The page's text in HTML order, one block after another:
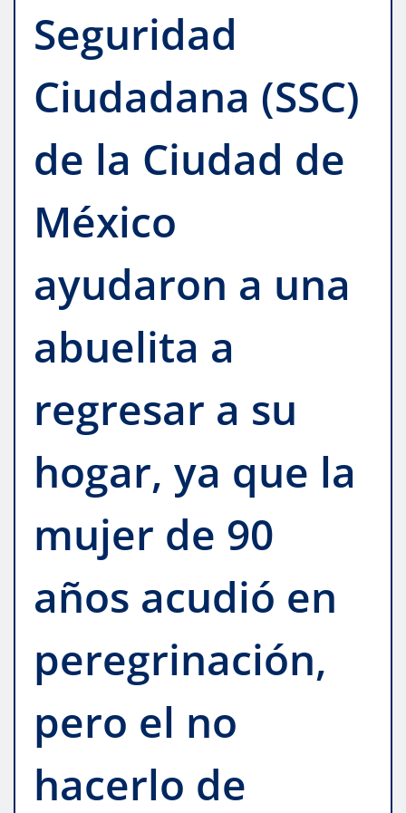
Seguridad
Ciudadana (SSC)
de la Ciudad de
México
ayudaron a una
abuelita a
regresar a su
hogar, ya que la
mujer de 90
años acudió en
peregrinación,
pero el no
hacerlo de